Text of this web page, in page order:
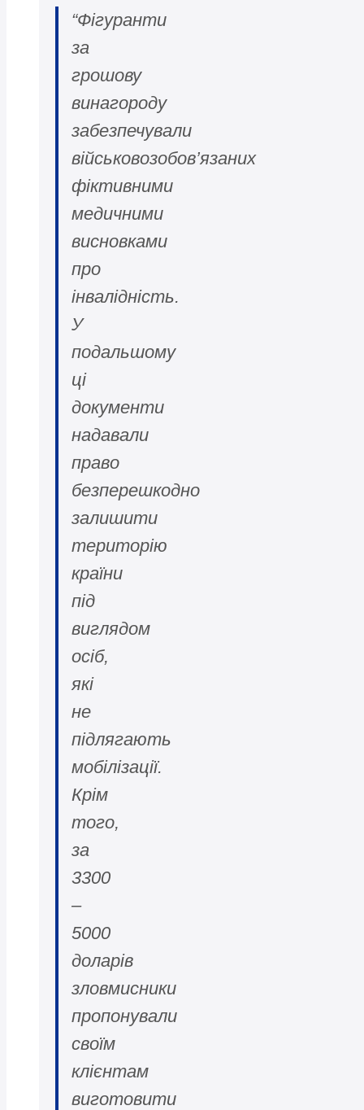
“Фігуранти
за
грошову
винагороду
забезпечували
військовозобов’язаних
фіктивними
медичними
висновками
про
інвалідність.
У
подальшому
ці
документи
надавали
право
безперешкодно
залишити
територію
країни
під
виглядом
осіб,
які
не
підлягають
мобілізації.
Крім
того,
за
3300
–
5000
доларів
зловмисники
пропонували
своїм
клієнтам
виготовити